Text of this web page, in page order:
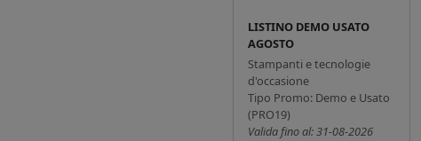
LISTINO DEMO USATO
AGOSTO
Stampanti e tecnologie
d'occasione
Tipo Promo: Demo e Usato
(PRO19)
Valida fino al: 31-08-2026